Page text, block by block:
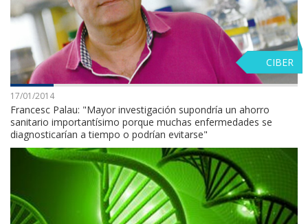
CIBER
17/01/2014
Francesc Palau: "Mayor investigación supondría un ahorro
sanitario importantísimo porque muchas enfermedades se
diagnosticarían a tiempo o podrían evitarse"